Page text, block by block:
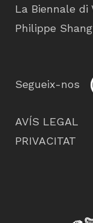
La Biennale di
Philippe
Segueix-nos
AVÍS LEGAL
PRIVACITAT